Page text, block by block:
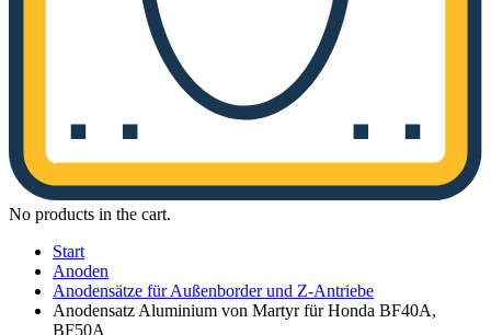
No products in the cart.
Start
Anoden
Anodensätze für Außenborder und Z-Antriebe
Anodensatz Aluminium von Martyr für Honda BF40A,
BF50A